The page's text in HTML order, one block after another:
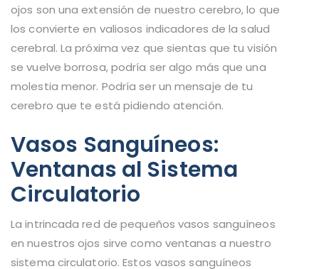
ojos son una extensión de nuestro cerebro, lo que
los convierte en valiosos indicadores de la salud
cerebral. La próxima vez que sientas que tu visión
se vuelve borrosa, podría ser algo más que una
molestia menor. Podría ser un mensaje de tu
cerebro que te está pidiendo atención.
Vasos Sanguíneos:
Ventanas al Sistema
Circulatorio
La intrincada red de pequeños vasos sanguíneos
en nuestros ojos sirve como ventanas a nuestro
sistema circulatorio. Estos vasos sanguíneos